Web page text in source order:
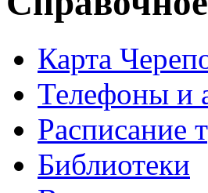
Карта
Телефоны и
Расписание
Библиотеки